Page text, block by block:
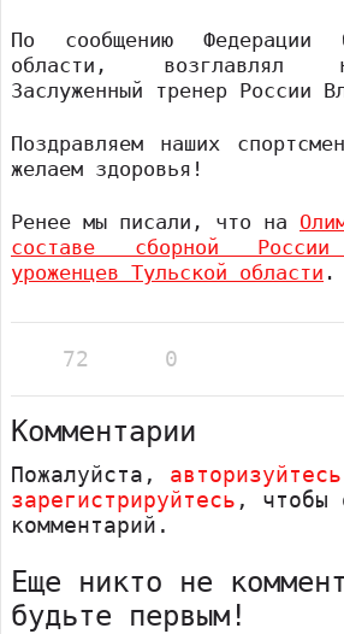
По сообщению Федерации
области, возглавлял
Заслуженный тренер России
Поздравляем наших
желаем здоровья!
Ренее мы писали, что на
составе сборной
уроженцев Тульской области .
72 0
Комментарии
Пожалуйста, авторизуйтесь
зарегистрируйтесь , чтобы
комментарий.
Еще никто не
будьте первым!